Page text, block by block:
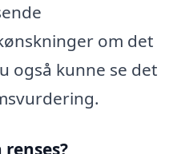
om det
også kunne se det